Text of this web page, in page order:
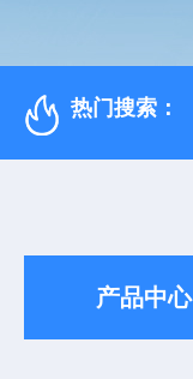
热门搜索：
产品中心